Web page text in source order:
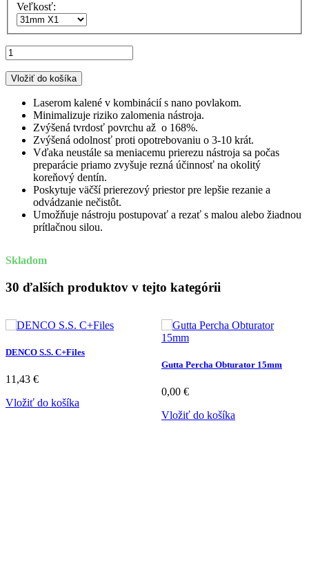
Veľkosť:
Vložiť do košíka
Laserom kalené v kombinácií s nano povlakom.
Minimalizuje riziko zalomenia nástroja.
Zvýšená tvrdosť povrchu až o 168%.
Zvýšená odolnosť proti opotrebovaniu o 3-10 krát.
Vďaka neustále sa meniacemu prierezu nástroja sa počas
preparácie priamo zvyšuje rezná účinnosť na okolitý
koreňový dentín.
Poskytuje väčší prierezový priestor pre lepšie rezanie a
odvádzanie nečistôt.
Umožňuje nástroju postupovať a rezať s malou alebo žiadnou
prítlačnou silou.
Skladom
30 ďalších produktov v tejto kategórii
DENCO S.S. C+Files
11,43 €
Vložiť do košíka
Gutta Percha Obturator 15mm
0,00 €
Vložiť do košíka